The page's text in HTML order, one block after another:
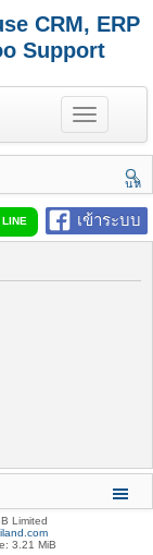
CRM, ERP
Support
T
o
g
e
n
a
v
g
นห
า
เข้าระบบ
Limited
3.21 MiB